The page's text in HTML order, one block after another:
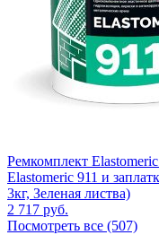
Ремкомплект
Elastomeric 911 и
3кг, Зеленая листва)
2 717 руб.
Посмотреть все (507)